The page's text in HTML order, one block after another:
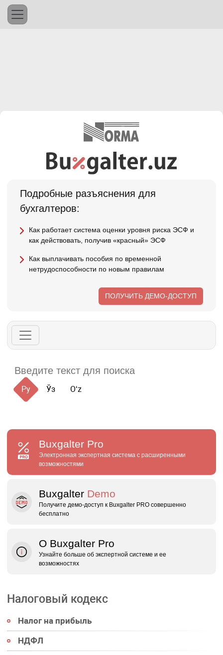
Подробные разъяснения для
бухгалтеров:
Как работает система оценки уровня риска ЭСФ и
как действовать, получив «красный» ЭСФ
Как выплачивать пособия по временной
нетрудоспособности по новым правилам
ПОЛУЧИТЬ ДЕМО-ДОСТУП
Ру Ўз Oʻz
Buxgalter Pro
Электронная экспертная система с расширенными
возможностями
Buxgalter Demo
Получите демо‑доступ к Buxgalter PRO совершенно
бесплатно
О Buxgalter Pro
Узнайте больше об экспертной системе и ее
возможностях
Налоговый кодекс
Налог на прибыль
НДФЛ